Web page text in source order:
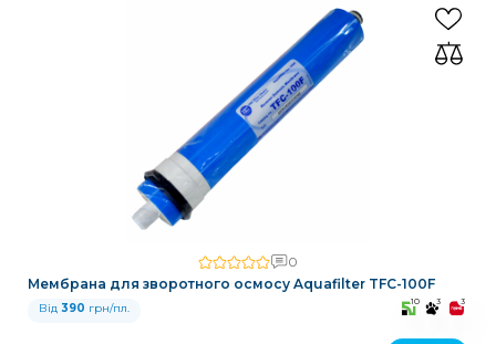
0
Мембрана для зворотного осмосу Aquafilter TFC-100F
Від 390 грн/пл. 10 3 3